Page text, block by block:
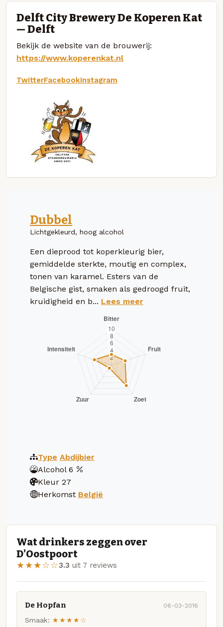
Delft City Brewery De Koperen Kat
— Delft
Bekijk de website van de brouwerij:
https://www.koperenkat.nl
TwitterFacebookInstagram
Dubbel
Lichtgekleurd, hoog alcohol
Een dieprood tot koperkleurig bier,
gemiddelde sterkte, moutig en complex,
tonen van karamel. Esters van de
Belgische gist, smaken als gedroogd fruit,
kruidigheid en b... Lees meer
Type Abdijbier
Alcohol 6
Kleur 27
Herkomst België
Wat drinkers zeggen over
D'Oostpoort
★★★☆☆3.3 uit 7 reviews
De Hopfan 06-03-2016
Smaak: ★★★★☆